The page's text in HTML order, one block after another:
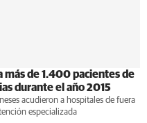
más de 1.400 pacientes de
durante el año 2015
acudieron a hospitales de fuera
especializada